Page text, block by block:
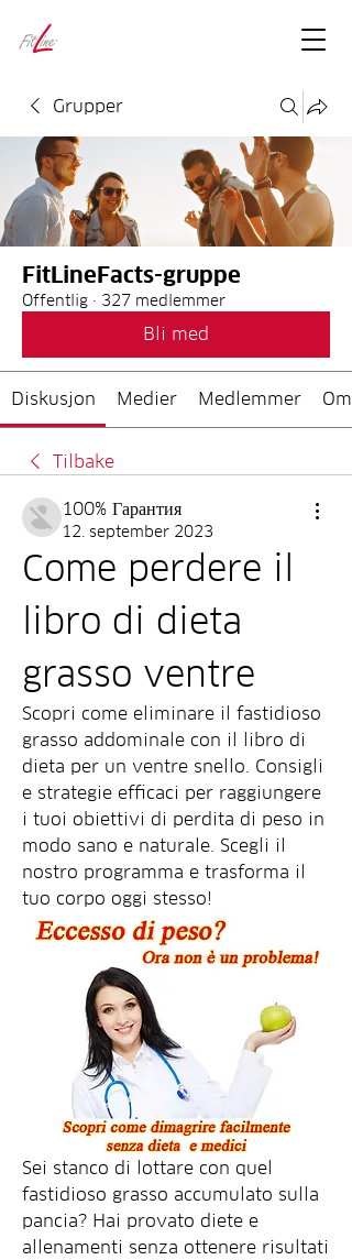
Grupper
FitLineFacts-gruppe
Offentlig · 327 medlemmer
Bli med
Diskusjon Medier Medlemmer Om
Tilbake
100% Гарантия
12. september 2023
Come perdere il
libro di dieta
grasso ventre
Scopri come eliminare il fastidioso
grasso addominale con il libro di
dieta per un ventre snello. Consigli
e strategie efficaci per raggiungere
i tuoi obiettivi di perdita di peso in
modo sano e naturale. Scegli il
nostro programma e trasforma il
tuo corpo oggi stesso!
Sei stanco di lottare con quel
fastidioso grasso accumulato sulla
pancia? Hai provato diete e
allenamenti senza ottenere risultati